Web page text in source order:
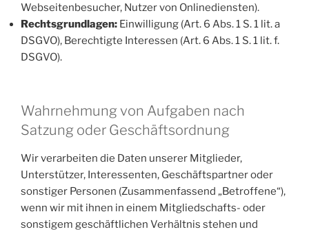
Webseitenbesucher, Nutzer von Onlinediensten).
Rechtsgrundlagen: Einwilligung (Art. 6 Abs. 1 S. 1 lit. a
DSGVO), Berechtigte Interessen (Art. 6 Abs. 1 S. 1 lit. f.
DSGVO).
Wahrnehmung von Aufgaben nach
Satzung oder Geschäftsordnung
Wir verarbeiten die Daten unserer Mitglieder,
Unterstützer, Interessenten, Geschäftspartner oder
sonstiger Personen (Zusammenfassend „Betroffene“),
wenn wir mit ihnen in einem Mitgliedschafts- oder
sonstigem geschäftlichen Verhältnis stehen und